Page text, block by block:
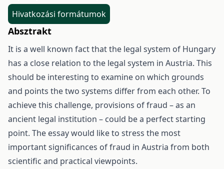
Hivatkozási formátumok
Absztrakt
It is a well known fact that the legal system of Hungary
has a close relation to the legal system in Austria. This
should be interesting to examine on which grounds
and points the two systems differ from each other. To
achieve this challenge, provisions of fraud – as an
ancient legal institution – could be a perfect starting
point. The essay would like to stress the most
important significances of fraud in Austria from both
scientific and practical viewpoints.